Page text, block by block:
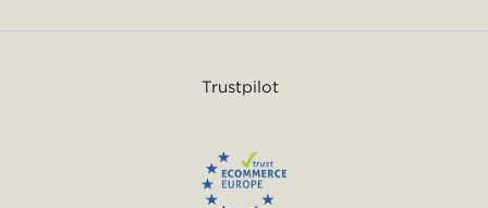
Trustpilot